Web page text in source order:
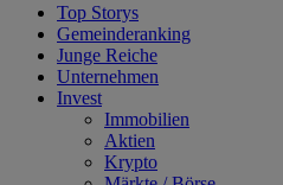
Top Storys
Gemeinderanking
Junge Reiche
Unternehmen
Invest
Immobilien
Aktien
Krypto